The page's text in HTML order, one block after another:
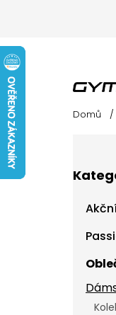
Domů /